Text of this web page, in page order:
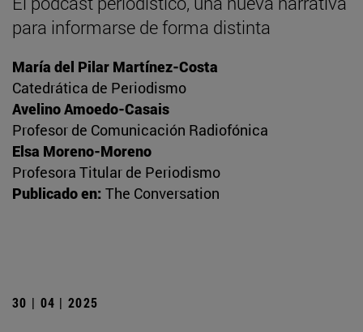
para informarse de forma distinta
María del Pilar Martínez-Costa
Catedrática de Periodismo
Avelino Amoedo-Casais
Profesor de Comunicación Radiofónica
Elsa Moreno-Moreno
Profesora Titular de Periodismo
Publicado en: The Conversation
30 | 04 | 2025